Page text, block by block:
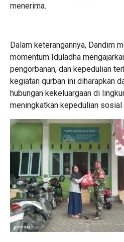
menerima.
Dalam keterangannya, Dandim
momentum Iduladha
pengorbanan, dan kepedulian
kegiatan qurban ini diharapkan
hubungan kekeluargaan di
meningkatkan kepedulian sosial